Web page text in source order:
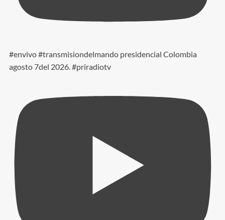
#envivo #transmisiondelmando presidencial Colombia
agosto 7del 2026. #priradiotv